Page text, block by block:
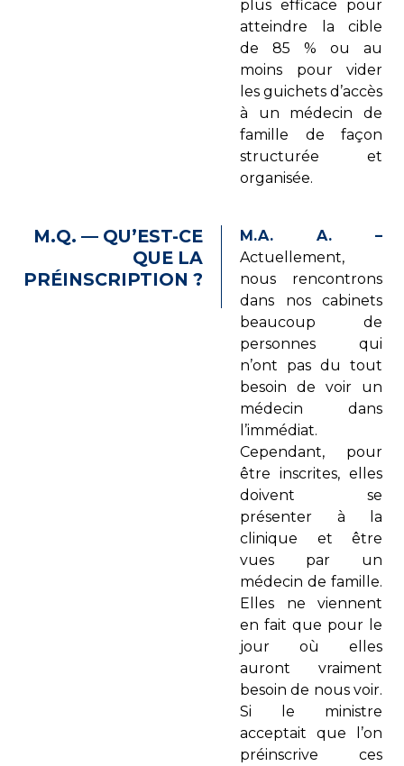
plus efficace pour
atteindre la cible
de 85 % ou au
moins pour vider
les guichets d’accès
à un médecin de
famille de façon
structurée et
organisée.
M.Q. — QU’EST-CE
QUE LA
PRÉINSCRIPTION ?
M.A. A. –
Actuellement,
nous rencontrons
dans nos cabinets
beaucoup de
personnes qui
n’ont pas du tout
besoin de voir un
médecin dans
l’immédiat.
Cependant, pour
être inscrites, elles
doivent se
présenter à la
clinique et être
vues par un
médecin de famille.
Elles ne viennent
en fait que pour le
jour où elles
auront vraiment
besoin de nous voir.
Si le ministre
acceptait que l’on
préinscrive ces